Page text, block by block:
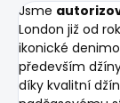
Jsme
London již od
ikonické
především
díky kvalitní